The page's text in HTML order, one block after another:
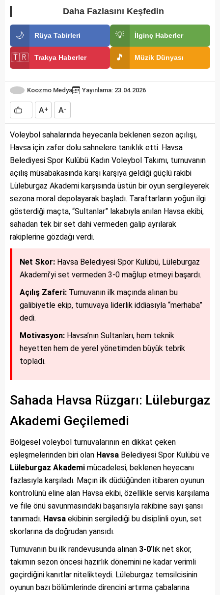
Daha Fazlasını Keşfedin
🌙 Rüya Tabirleri 💡 İlginç Haberler
🇹🇷 Trakya Haberler 🎵 Müzik Dünyası
Koozmo Medya Yayınlama: 23.04.2026
A+ A-
Voleybol sahalarında heyecanla beklenen sezon açılışı,
Havsa için zafer dolu sahnelere tanıklık etti. Havsa
Belediyesi Spor Kulübü Kadın Voleybol Takımı, turnuvanın
açılış müsabakasında karşı karşıya geldiği güçlü rakibi
Lüleburgaz Akademi karşısında üstün bir oyun sergileyerek
sezona moral depolayarak başladı. Taraftarların yoğun ilgi
gösterdiği maçta, “Sultanlar” lakabıyla anılan Havsa ekibi,
sahadan tek bir set dahi vermeden galip ayrılarak
rakiplerine gözdağı verdi.
Net Skor: Havsa Belediyesi Spor Kulübü, Lüleburgaz
Akademi’yi set vermeden 3-0 mağlup etmeyi başardı.
Açılış Zaferi: Turnuvanın ilk maçında alınan bu
galibiyetle ekip, turnuvaya liderlik iddiasıyla “merhaba”
dedi.
Motivasyon: Havsa’nın Sultanları, hem teknik
heyetten hem de yerel yönetimden büyük tebrik
topladı.
Sahada Havsa Rüzgarı: Lüleburgaz
Akademi Geçilemedi
Bölgesel voleybol turnuvalarının en dikkat çeken
eşleşmelerinden biri olan Havsa Belediyesi Spor Kulübü ve
Lüleburgaz Akademi mücadelesi, beklenen heyecanı
fazlasıyla karşıladı. Maçın ilk düdüğünden itibaren oyunun
kontrolünü eline alan Havsa ekibi, özellikle servis karşılama
ve file önü savunmasındaki başarısıyla rakibine sayı şansı
tanımadı. Havsa ekibinin sergilediği bu disiplinli oyun, set
skorlarına da doğrudan yansıdı.
Turnuvanın bu ilk randevusunda alınan 3-0’lık net skor,
takımın sezon öncesi hazırlık dönemini ne kadar verimli
geçirdiğini kanıtlar nitelikteydi. Lüleburgaz temsilcisinin
oyunun bazı bölümlerinde direncini artırma çabalarına